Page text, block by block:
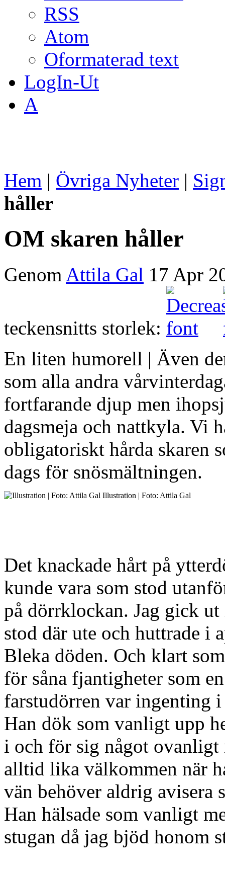
RSS
Atom
Oformaterad text
LogIn-Ut
A
Hem | Övriga Nyheter |
håller
OM skaren håller
Genom Attila Gal 17 Apr
teckensnitts storlek:
En liten humorell | Även
som alla andra
fortfarande djup men
dagsmeja och nattkyla. Vi
obligatoriskt hårda skaren
dags för snösmältningen.
Illustration | Foto: Attila Gal
Det knackade hårt på
kunde vara som stod
på dörrklockan. Jag gick
stod där ute och huttrade i
Bleka döden. Och klart
för såna fjantigheter som
farstudörren var ingenting i
Han dök som vanligt upp
i och för sig något ovanligt
alltid lika välkommen när
vän behöver aldrig avisera
Han hälsade som vanligt
stugan då jag bjöd honom